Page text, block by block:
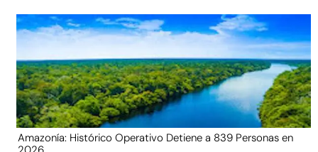
Amazonía: Histórico Operativo Detiene a 839 Personas en